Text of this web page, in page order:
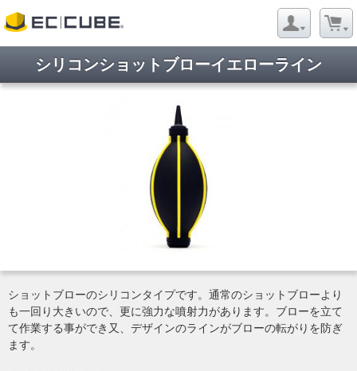
シリコンショットブローイエローライン
ショットブローのシリコンタイプです。通常のショットブローより
も一回り大きいので、更に強力な噴射力があります。ブローを立て
て作業する事ができ又、デザインのラインがブローの転がりを防ぎ
ます。